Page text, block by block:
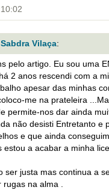
Sabdra Vilaça:
pelo artigo. Eu sou uma
2 anos rescendi com a
apesar das minhas
me na prateleira
permite-nos dar ainda
não desisti Entretanto e
e que ainda
estou a acabar a minha
ser justa mas continua a
rugas na alma .